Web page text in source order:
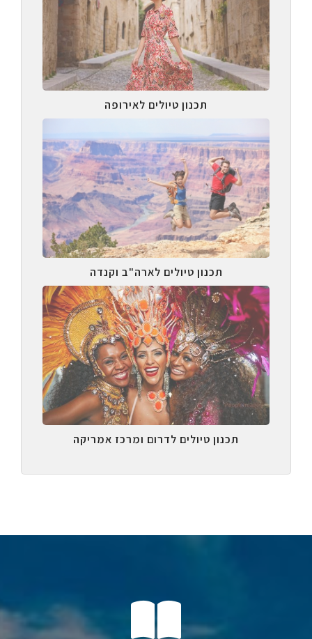
תכנון טיולים לאירופה
תכנון טיולים לארה"ב וקנדה
תכנון טיולים לדרום ומרכז אמריקה